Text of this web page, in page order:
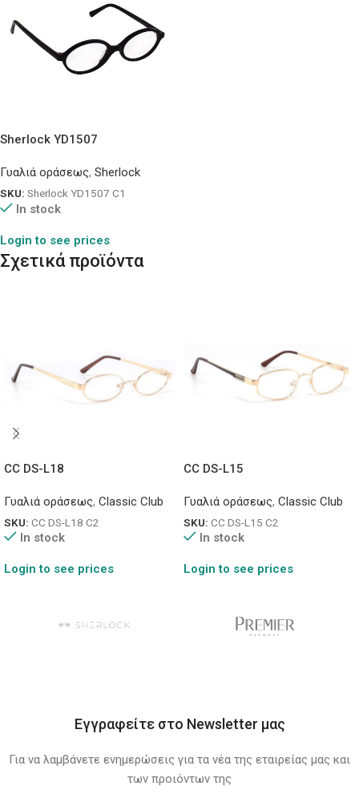
Sherlock YD1507
Γυαλιά οράσεως, Sherlock
SKU: Sherlock YD1507 C1
In stock
Login to see prices
Σχετικά προϊόντα
CC DS-L18
Γυαλιά οράσεως, Classic Club
SKU: CC DS-L18 C2
In stock
Login to see prices
CC DS-L15
Γυαλιά οράσεως, Classic Club
SKU: CC DS-L15 C2
In stock
Login to see prices
Εγγραφείτε στο Newsletter μας
Για να λαμβάνετε ενημερώσεις για τα νέα της εταιρείας μας και
των προιόντων της